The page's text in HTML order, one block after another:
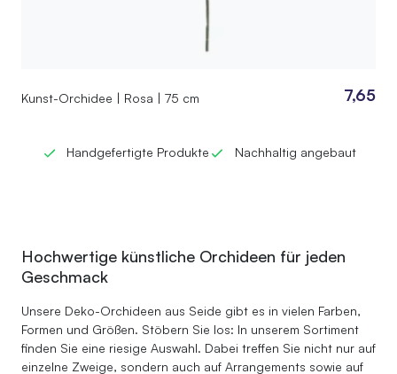
Kunst-Orchidee | Rosa | 75 cm 7,65
Handgefertigte Produkte Nachhaltig angebaut
Hochwertige künstliche Orchideen für jeden
Geschmack
Unsere Deko-Orchideen aus Seide gibt es in vielen Farben,
Formen und Größen. Stöbern Sie los: In unserem Sortiment
finden Sie eine riesige Auswahl. Dabei treffen Sie nicht nur auf
einzelne Zweige, sondern auch auf Arrangements sowie auf